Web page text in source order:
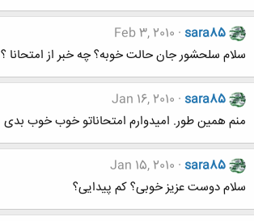
sara85
Feb 3, 2010
سلام سلحشور جان حالت خوبه؟ چه خبر از امتحانا ؟
sara85
Jan 16, 2010
منم همین طور. امیدوارم امتحاناتو خوب خوب بدی
sara85
Jan 15, 2010
سلام دوست عزیز خوبی؟ کم پیدایی؟